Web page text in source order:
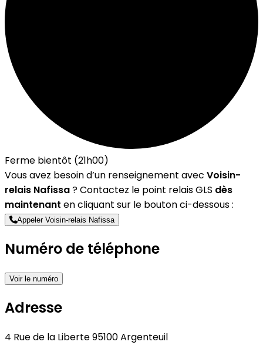
Ferme bientôt (21h00)
Vous avez besoin d’un renseignement avec Voisin-
relais Nafissa? Contactez le point relais GLS dès
maintenant en cliquant sur le bouton ci-dessous :
Appeler Voisin-relais Nafissa
Numéro de téléphone
Voir le numéro
Adresse
4 Rue de la Liberte 95100 Argenteuil